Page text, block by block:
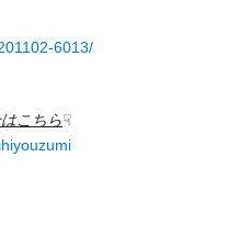
6013/
こちら☟